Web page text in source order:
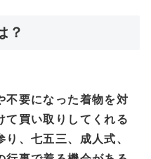
？
不要になった着物を対
て買い取りしてくれる
、七五三、成人式、